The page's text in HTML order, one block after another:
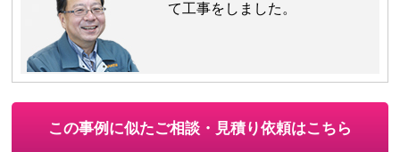
て工事をしました。
この事例に似たご相談・見積り依頼はこちら